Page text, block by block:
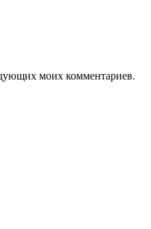
моих комментариев.